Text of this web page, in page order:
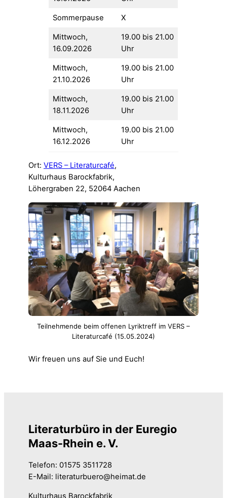
Sommerpause X
Mittwoch,
16.09.2026
19.00 bis 21.00
Uhr
Mittwoch,
21.10.2026
19.00 bis 21.00
Uhr
Mittwoch,
18.11.2026
19.00 bis 21.00
Uhr
Mittwoch,
16.12.2026
19.00 bis 21.00
Uhr
Ort: VERS – Literaturcafé,
Kulturhaus Barockfabrik,
Löhergraben 22, 52064 Aachen
Teilnehmende beim offenen Lyriktreff im VERS –
Literaturcafé (15.05.2024)
Wir freuen uns auf Sie und Euch!
Literaturbüro in der Euregio
Maas-Rhein e. V.
Telefon: 01575 3511728
E-Mail: literaturbuero@heimat.de
Kulturhaus Barockfabrik